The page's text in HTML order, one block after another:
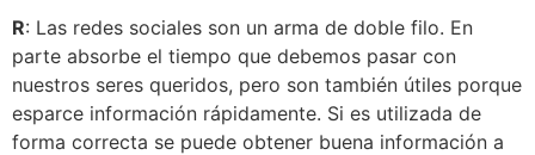
R: Las redes sociales son un arma de doble filo. En
parte absorbe el tiempo que debemos pasar con
nuestros seres queridos, pero son también útiles porque
esparce información rápidamente. Si es utilizada de
forma correcta se puede obtener buena información a